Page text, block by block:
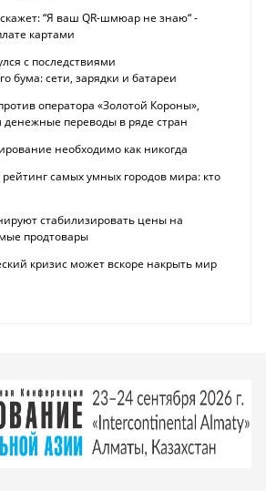
“Я ваш QR-шмюар не знаю“ -
картами
с последствиями
бума: сети, зарядки и батареи
оператора «Золотой Короны»,
денежные переводы в ряде стран
необходимо как никогда
самых умных городов мира: кто
стабилизировать цены на
продтовары
кризис может вскоре накрыть мир